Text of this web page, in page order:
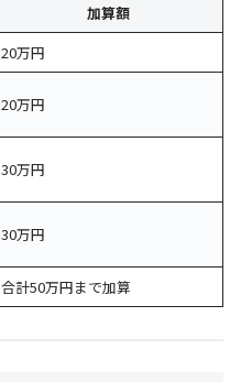
加算額
20万円
20万円
30万円
30万円
合計50万円まで加算